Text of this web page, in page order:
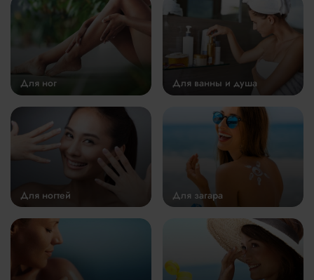
Для ног Для ванны и душа
Для ногтей Для загара